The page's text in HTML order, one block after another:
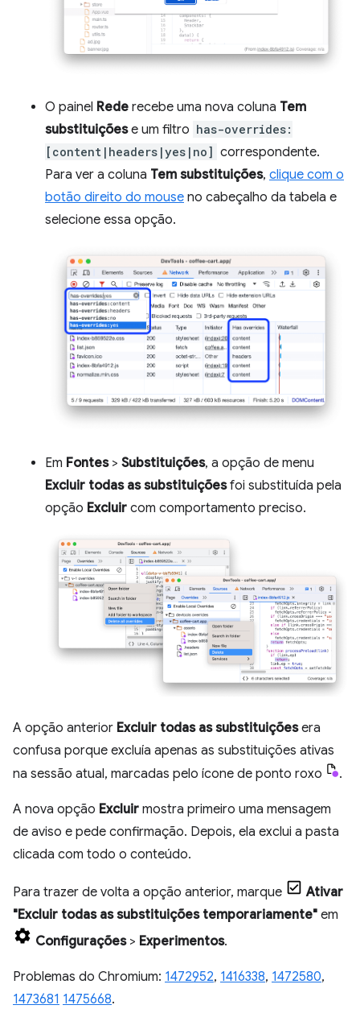
O painel Rede recebe uma nova coluna Tem
substituiçõese um filtro has-overrides:
[content|headers|yes|no] correspondente.
Para ver a coluna Tem substituições, clique com o
botão direito do mouse no cabeçalho da tabela e
selecione essa opção.
Em Fontes> Substituições, a opção de menu
Excluir todas as substituiçõesfoi substituída pela
opção Excluir com comportamento preciso.
A opção anterior Excluir todas as substituiçõesera
confusa porque excluía apenas as substituições ativas
na sessão atual, marcadas pelo ícone de ponto roxo
.
A nova opção Excluir mostra primeiro uma mensagem
de aviso e pede confirmação. Depois, ela exclui a pasta
clicada com todo o conteúdo.
Para trazer de volta a opção anterior, marque
Ativar
"Excluir todas as substituições temporariamente" em
Configurações> Experimentos.
Problemas do Chromium: 1472952, 1416338, 1472580,
1473681 1475668.